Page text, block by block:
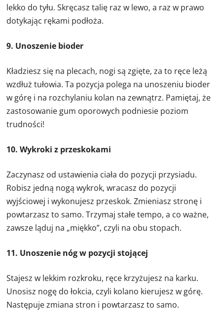
lekko do tyłu. Skręcasz talię raz w lewo, a raz w prawo
dotykając rękami podłoża.
9. Unoszenie bioder
Kładziesz się na plecach, nogi są zgięte, za to ręce leżą
wzdłuż tułowia. Ta pozycja polega na unoszeniu bioder
w górę i na rozchylaniu kolan na zewnątrz. Pamiętaj, że
zastosowanie gum oporowych podniesie poziom
trudności!
10. Wykroki z przeskokami
Zaczynasz od ustawienia ciała do pozycji przysiadu.
Robisz jedną nogą wykrok, wracasz do pozycji
wyjściowej i wykonujesz przeskok. Zmieniasz stronę i
powtarzasz to samo. Trzymaj stałe tempo, a co ważne,
zawsze ląduj na „miękko”, czyli na obu stopach.
11. Unoszenie nóg w pozycji stojącej
Stajesz w lekkim rozkroku, ręce krzyżujesz na karku.
Unosisz nogę do łokcia, czyli kolano kierujesz w górę.
Następuje zmiana stron i powtarzasz to samo.